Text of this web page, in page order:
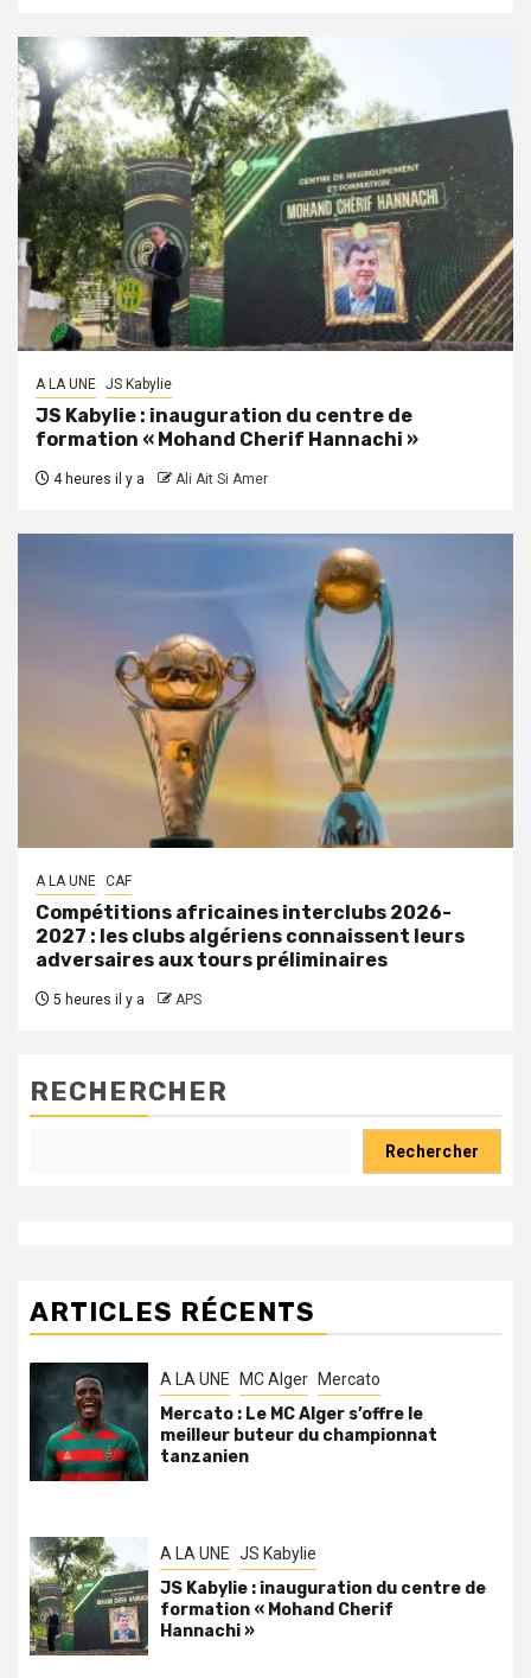
A LA UNE JS Kabylie
JS Kabylie : inauguration du centre de
formation « Mohand Cherif Hannachi »
4 heures il y a Ali Ait Si Amer
A LA UNE CAF
Compétitions africaines interclubs 2026-
2027 : les clubs algériens connaissent leurs
adversaires aux tours préliminaires
5 heures il y a APS
RECHERCHER
Rechercher
ARTICLES RÉCENTS
A LA UNE MC Alger Mercato
Mercato : Le MC Alger s’offre le
meilleur buteur du championnat
tanzanien
A LA UNE JS Kabylie
JS Kabylie : inauguration du centre de
formation « Mohand Cherif
Hannachi »